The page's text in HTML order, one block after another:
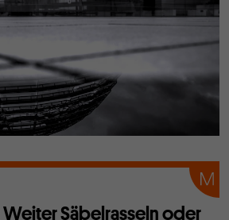
Säbelrasseln oder